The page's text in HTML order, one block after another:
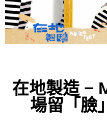
在地製造 –
場留「臉